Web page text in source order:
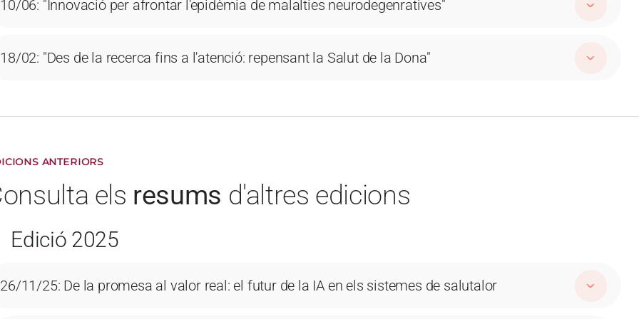
10/06: "Innovació per afrontar l'epidèmia de malalties neurodegenratives"
18/02: "Des de la recerca fins a l'atenció: repensant la Salut de la Dona"
ANTERIORS
els resums d'altres edicions
Edició 2025
26/11/25: De la promesa al valor real: el futur de la IA en els sistemes de salutalor